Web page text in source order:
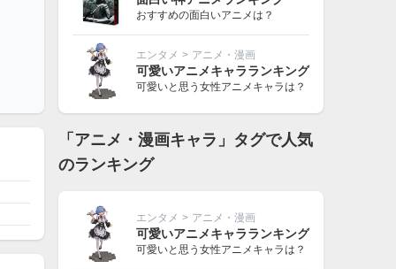
おすすめの面白いアニメは？
エンタメ > アニメ・漫画
可愛いアニメキャラランキング
可愛いと思う女性アニメキャラは？
「アニメ・漫画キャラ」タグで人気
のランキング
エンタメ > アニメ・漫画
可愛いアニメキャラランキング
可愛いと思う女性アニメキャラは？